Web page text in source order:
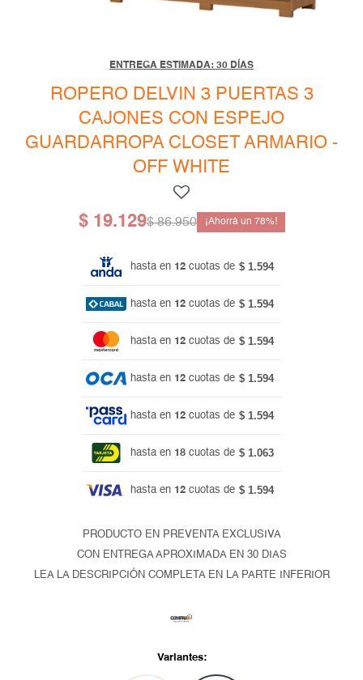
ENTREGA ESTIMADA: 30 DÍAS
ROPERO DELVIN 3 PUERTAS 3
CAJONES CON ESPEJO
GUARDARROPA CLOSET ARMARIO -
OFF WHITE
$ 19.129$ 86.950 78
hasta en 12 cuotas de $ 1.594
hasta en 12 cuotas de $ 1.594
hasta en 12 cuotas de $ 1.594
hasta en 12 cuotas de $ 1.594
hasta en 12 cuotas de $ 1.594
hasta en 18 cuotas de $ 1.063
hasta en 12 cuotas de $ 1.594
PRODUCTO EN PREVENTA EXCLUSIVA
CON ENTREGA APROXIMADA EN 30 DIAS
LEA LA DESCRIPCIÓN COMPLETA EN LA PARTE INFERIOR
Variantes: